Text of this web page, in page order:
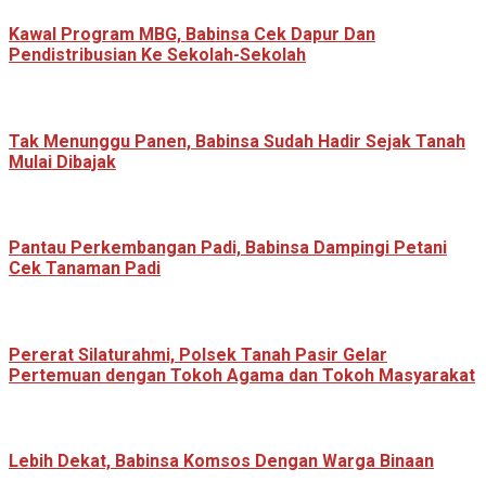
Kawal Program MBG, Babinsa Cek Dapur Dan
Pendistribusian Ke Sekolah-Sekolah
Tak Menunggu Panen, Babinsa Sudah Hadir Sejak Tanah
Mulai Dibajak
Pantau Perkembangan Padi, Babinsa Dampingi Petani
Cek Tanaman Padi
Pererat Silaturahmi, Polsek Tanah Pasir Gelar
Pertemuan dengan Tokoh Agama dan Tokoh Masyarakat
Lebih Dekat, Babinsa Komsos Dengan Warga Binaan